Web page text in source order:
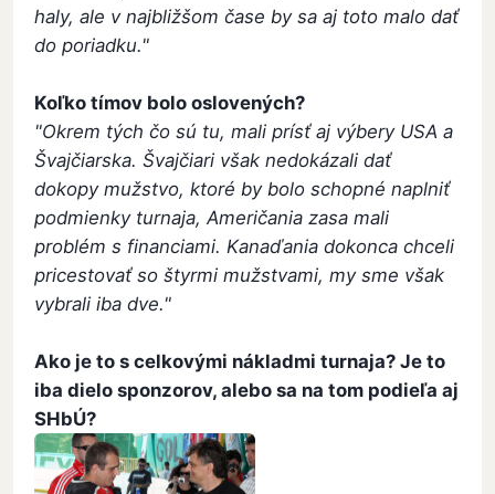
haly, ale v najbližšom čase by sa aj toto malo dať
do poriadku."
Koľko tímov bolo oslovených?
"Okrem tých čo sú tu, mali prísť aj výbery USA a
Švajčiarska. Švajčiari však nedokázali dať
dokopy mužstvo, ktoré by bolo schopné naplniť
podmienky turnaja, Američania zasa mali
problém s financiami. Kanaďania dokonca chceli
pricestovať so štyrmi mužstvami,my sme však
vybrali iba dve."
Ako je to s celkovými nákladmi turnaja? Je to
iba dielo sponzorov, alebo sa na tom podieľa aj
SHbÚ?